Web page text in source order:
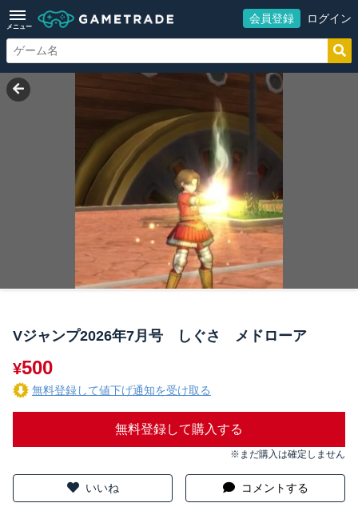
メニュー
会員登録 ログイン
Vジャンプ2026年7月号 しぐさ メドローア
¥500
無料登録して値下げ通知を受け取る
無料登録して購入する
※まだ購入は確定しません
いいね コメントする